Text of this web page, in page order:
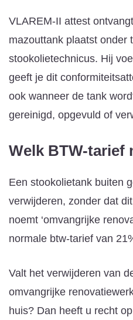
VLAREM-II attest
mazouttank plaatst onder
stookolietechnicus. Hij
geeft je dit
ook wanneer de tank
gereinigd, opgevuld of
Welk BTW-tarief
Een stookolietank buiten
verwijderen, zonder dat
noemt ‘omvangrijke
normale btw-tarief van
Valt het verwijderen van
omvangrijke
huis? Dan heeft u recht